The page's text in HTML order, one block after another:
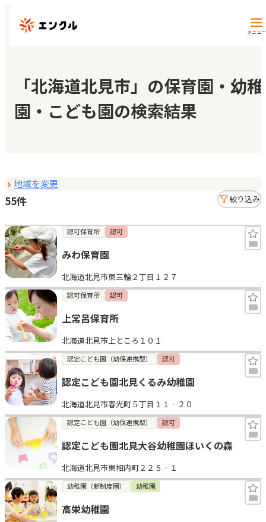
メニュー
保育園・幼稚園を探す
地図から探す
マイページ
お気に入り
見学日記
メッセージ
おすすめの園
エンクルの特徴と活用方法
コラム
お知らせ
「北海道北見市」の保育園・幼稚
園・こども園の検索結果
地域を変更
55件 絞り込み
認可保育所 認可
みわ保育園
北海道北見市東三輪２丁目１２７
認可保育所 認可
上常呂保育所
北海道北見市上ところ１０１
認定こども園（幼保連携型） 認可
認定こども園北見くるみ幼稚園
北海道北見市春光町５丁目１１‐２０
認定こども園（幼保連携型） 認可
認定こども園北見大谷幼稚園ほいくの森
北海道北見市東相内町２２５‐１
幼稚園（新制度園） 幼稚園
高栄幼稚園